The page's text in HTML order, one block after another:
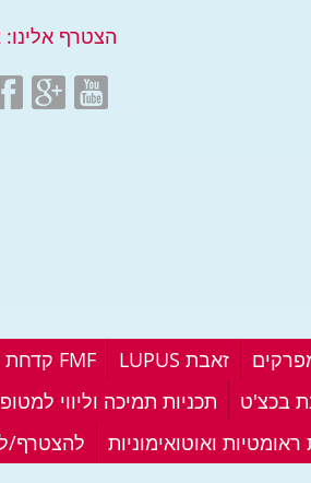
הצטרף אלינו:
זאבת LUPUS FMF קדחת ים תיכונית
בכצ'ט תכניות תמיכה וליווי
ואוטואימוניות להצטרף/